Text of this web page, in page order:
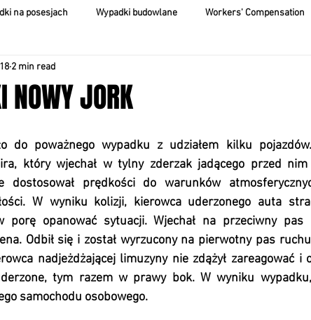
na posesjach Wypadki budowlane Workers' Compensation
NOWY JORK
2 min read
do poważnego wypadku z udziałem kilku
który wjechał w tylny zderzak jadącego przed nim
dostosował prędkości do warunków
W wyniku kolizji, kierowca uderzonego auta
porę opanować sytuacji. Wjechał na przeciwny
Odbił się i został wyrzucony na pierwotny pas
nadjeżdżającej limuzyny nie zdążył zareagować i
tym razem w prawy bok. W wyniku
samochodu osobowego.